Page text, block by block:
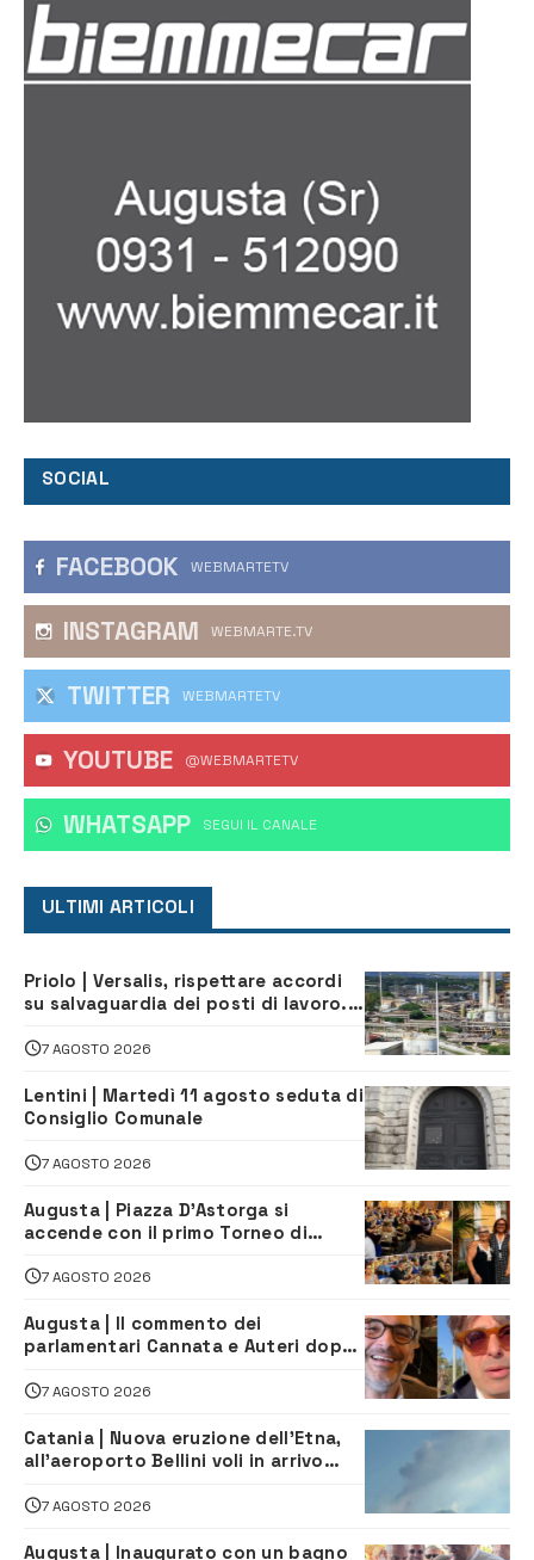
SOCIAL
FACEBOOK WEBMARTETV
INSTAGRAM WEBMARTE.TV
TWITTER WEBMARTETV
YOUTUBE @WEBMARTETV
WHATSAPP ‎SEGUI IL CANALE
ULTIMI ARTICOLI
Priolo | Versalis, rispettare accordi
su salvaguardia dei posti di lavoro. Il
7 AGOSTO 2026
Lentini | Martedì 11 agosto seduta di
Consiglio Comunale
7 AGOSTO 2026
Augusta | Piazza D’Astorga si
accende con il primo Torneo di
7 AGOSTO 2026
Augusta | Il commento dei
parlamentari Cannata e Auteri dopo
depuratore
7 AGOSTO 2026
Catania | Nuova eruzione dell’Etna,
all’aeroporto Bellini voli in arrivo
7 AGOSTO 2026
Augusta | Inaugurato con un bagno